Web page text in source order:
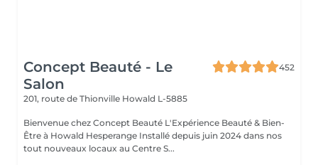
Concept Beauté - Le
Salon
452
201, route de Thionville Howald L-5885
Bienvenue chez Concept Beauté L'Expérience Beauté & Bien-
Être à Howald Hesperange Installé depuis juin 2024 dans nos
tout nouveaux locaux au Centre S...